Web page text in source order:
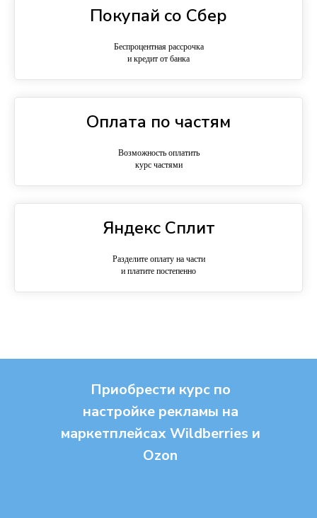
Покупай со Сбер
Беспроцентная рассрочка
и кредит от банка
Оплата по частям
Возможность оплатить
курс частями
Яндекс Сплит
Разделите оплату на части
и платите постепенно
Приобрести курс по
настройке рекламы на
маркетплейсах Wildberries и
Ozon